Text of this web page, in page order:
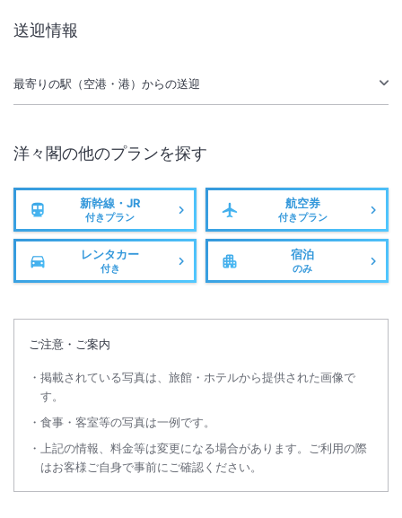
送迎情報
最寄りの駅（空港・港）からの送迎
洋々閣の他のプランを探す
新幹線・JR
付きプラン
航空券
付きプラン
レンタカー
付き
宿泊
のみ
ご注意・ご案内
掲載されている写真は、旅館・ホテルから提供された画像で
す。
食事・客室等の写真は一例です。
上記の情報、料金等は変更になる場合があります。ご利用の際
はお客様ご自身で事前にご確認ください。